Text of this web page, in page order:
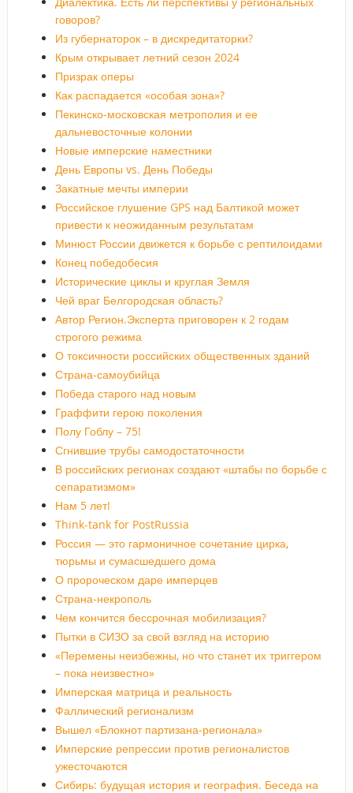
говоров?
Из губернаторок – в дискредитаторки?
Крым открывает летний сезон 2024
Призрак оперы
Как распадается «особая зона»?
Пекинско-московская метрополия и ее
дальневосточные колонии
Новые имперские наместники
День Европы vs. День Победы
Закатные мечты империи
Российское глушение GPS над Балтикой может
привести к неожиданным результатам
Минюст России движется к борьбе с рептилоидами
Конец победобесия
Исторические циклы и круглая Земля
Чей враг Белгородская область?
Автор Регион.Эксперта приговорен к 2 годам
строгого режима
О токсичности российских общественных зданий
Страна-самоубийца
Победа старого над новым
Граффити герою поколения
Полу Гоблу – 75!
Сгнившие трубы самодостаточности
В российских регионах создают «штабы по борьбе с
сепаратизмом»
Нам 5 лет!
Think-tank for PostRussia
Россия — это гармоничное сочетание цирка,
тюрьмы и сумасшедшего дома
О пророческом даре имперцев
Страна-некрополь
Чем кончится бессрочная мобилизация?
Пытки в СИЗО за свой взгляд на историю
«Перемены неизбежны, но что станет их триггером
– пока неизвестно»
Имперская матрица и реальность
Фаллический регионализм
Вышел «Блокнот партизана-регионала»
Имперские репрессии против регионалистов
ужесточаются
Сибирь: будущая история и география. Беседа на